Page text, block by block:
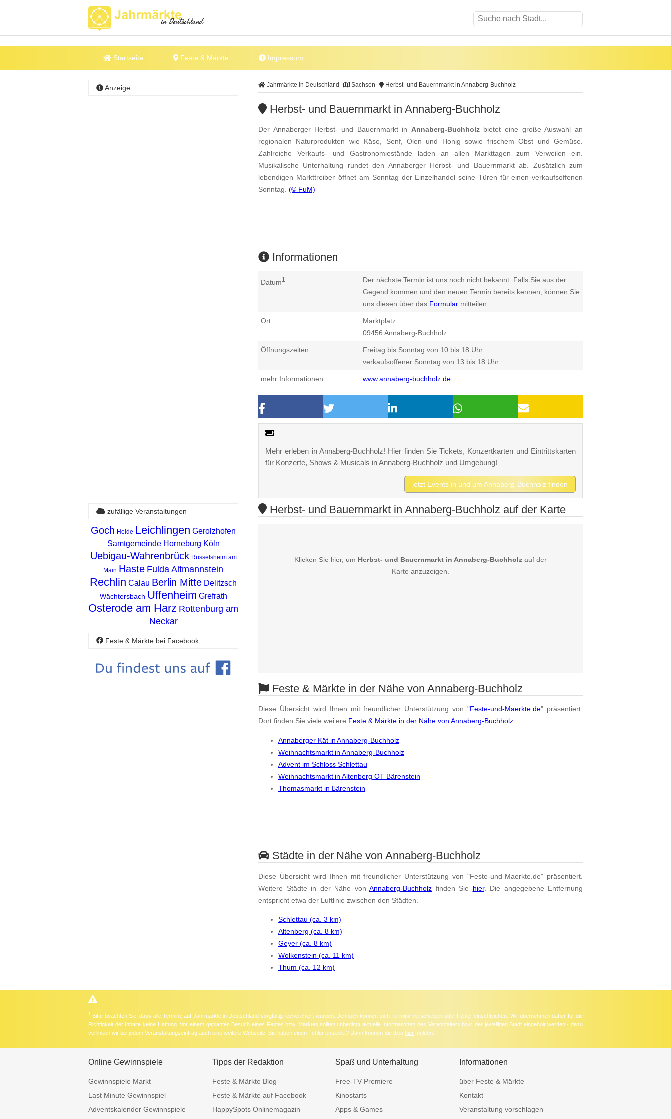
Startseite Feste & Märkte Impressum
Jahrmärkte in Deutschland Sachsen Herbst- und Bauernmarkt in Annaberg-Buchholz
Herbst- und Bauernmarkt in Annaberg-Buchholz
Der Annaberger Herbst- und Bauernmarkt in Annaberg-Buchholzbietet eine große Auswahl an
regionalen Naturprodukten wie Käse, Senf, Ölen und Honig sowie frischem Obst und Gemüse.
Zahlreiche Verkaufs- und Gastronomiestände laden an allen Markttagen zum Verweilen ein.
Musikalische Unterhaltung rundet den Annaberger Herbst- und Bauernmarkt ab. Zusätzlich zum
lebendigen Markttreiben öffnet am Sonntag der Einzelhandel seine Türen für einen verkaufsoffenen
Sonntag. (© FuM)
Informationen
Datum1
Der nächste Termin ist uns noch nicht bekannt. Falls Sie aus der
Gegend kommen und den neuen Termin bereits kennen, können Sie
uns diesen über das Formular mitteilen.
Ort
Marktplatz
09456 Annaberg-Buchholz
Öffnungszeiten
Freitag bis Sonntag von 10 bis 18 Uhr
verkaufsoffener Sonntag von 13 bis 18 Uhr
mehr Informationen www.annaberg-buchholz.de
Mehr erleben in Annaberg-Buchholz! Hier finden Sie Tickets, Konzertkarten und Eintrittskarten
für Konzerte, Shows & Musicals in Annaberg-Buchholz und Umgebung!
jetzt Events in und um Annaberg-Buchholz finden
Anzeige
Herbst- und Bauernmarkt in Annaberg-Buchholz auf der Karte
Klicken Sie hier, um Herbst- und Bauernmarkt in Annaberg-Buchholz auf der
Karte anzuzeigen.
Feste & Märkte in der Nähe von Annaberg-Buchholz
Diese Übersicht wird Ihnen mit freundlicher Unterstützung von "Feste-und-Maerkte.de" präsentiert.
Dort finden Sie viele weitere Feste & Märkte in der Nähe von Annaberg-Buchholz.
Annaberger Kät in Annaberg-Buchholz
Weihnachtsmarkt in Annaberg-Buchholz
Advent im Schloss Schlettau
Weihnachtsmarkt in Altenberg OT Bärenstein
Thomasmarkt in Bärenstein
Städte in der Nähe von Annaberg-Buchholz
Diese Übersicht wird Ihnen mit freundlicher Unterstützung von "Feste-und-Maerkte.de" präsentiert.
Weitere Städte in der Nähe von Annaberg-Buchholz finden Sie hier. Die angegebene Entfernung
entspricht etwa der Luftlinie zwischen den Städten.
Schlettau (ca. 3 km)
Altenberg (ca. 8 km)
Geyer (ca. 8 km)
Wolkenstein (ca. 11 km)
Thum (ca. 12 km)
zufällige Veranstaltungen
Goch Heide Leichlingen Gerolzhofen
Samtgemeinde Horneburg Köln
Uebigau-Wahrenbrück Rüsselsheim am
Main Haste Fulda Altmannstein
Rechlin Calau Berlin Mitte Delitzsch
Wächtersbach Uffenheim Grefrath
Osterode am Harz Rottenburg am
Neckar
Feste & Märkte bei Facebook
1 Bitte beachten Sie, dass alle Termine auf Jahrmärkte in Deutschland sorgfältig recherchiert wurden. Dennoch können sich Termine verschieben oder Fehler einschleichen. Wir übernehmen daher für die
Richtigkeit der Inhalte keine Haftung. Vor einem geplanten Besuch eines Festes bzw. Marktes sollten unbedingt aktuelle Informationen des Veranstalters bzw. der jeweiligen Stadt eingeholt werden - dazu
verlinken wir bei jedem Veranstaltungseintrag auch eine weitere Webseite. Sie haben einen Fehler entdeckt? Dann können Sie dies hier melden.
Online Gewinnspiele
Gewinnspiele Markt
Last Minute Gewinnspiel
Adventskalender Gewinnspiele
Tipps der Redaktion
Feste & Märkte Blog
Feste & Märkte auf Facebook
HappySpots Onlinemagazin
Spaß und Unterhaltung
Free-TV-Premiere
Kinostarts
Apps & Games
Informationen
über Feste & Märkte
Kontakt
Veranstaltung vorschlagen